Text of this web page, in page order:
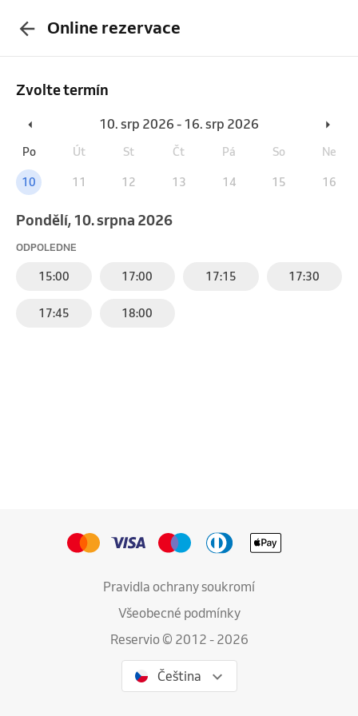
Online rezervace
Zvolte termín
10. srp 2026 - 16. srp 2026
Po Út St Čt Pá So Ne
10 11 12 13 14 15 16
pondělí, 10. srpna 2026
ODPOLEDNE
15:00 17:00 17:15 17:30
17:45 18:00
Pravidla ochrany soukromí
Všeobecné podmínky
Reservio © 2012 - 2026
Čeština